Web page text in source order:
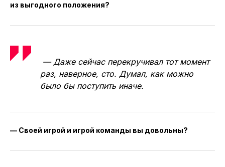
из выгодного положения?
— Даже сейчас перекручивал тот момент
раз, наверное, сто. Думал, как можно
было бы поступить иначе.
— Своей игрой и игрой команды вы довольны?